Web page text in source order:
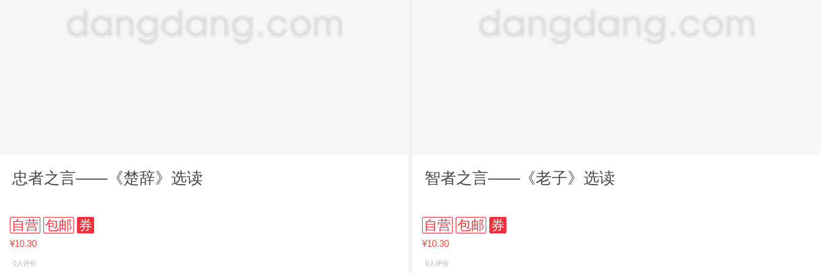
忠者之言——《楚辞》选读
自营 包邮 券
¥10.30
0人评价
智者之言——《老子》选读
自营 包邮 券
¥10.30
0人评价